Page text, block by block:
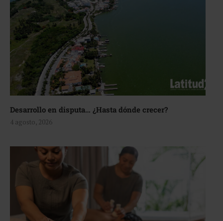
Desarrollo en disputa… ¿Hasta dónde crecer?
4 agosto, 2026